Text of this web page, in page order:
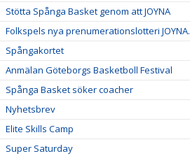
Stötta Spånga Basket genom att JOYNA
Folkspels nya prenumerationslotteri JOYNA.
Spångakortet
Anmälan Göteborgs Basketboll Festival
Spånga Basket söker coacher
Nyhetsbrev
Elite Skills Camp
Super Saturday